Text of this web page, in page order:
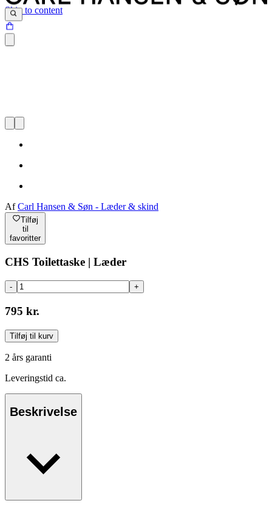
Skip to content
AfCarl Hansen & Søn - Læder & skind
Tilføj
til
favoritter
CHS Toilettaske | Læder
- +
795 kr.
Tilføj til kurv
2 års garanti
Leveringstid ca.
Beskrivelse